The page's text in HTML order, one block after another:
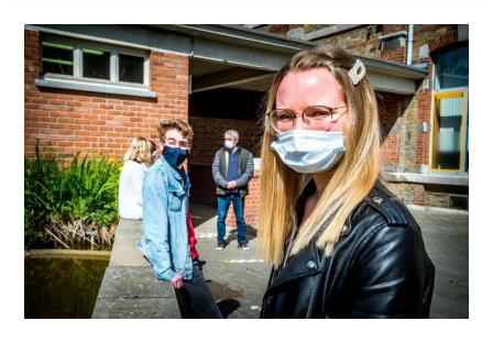
Spa
:
des
jeunes
«respectueux»
arrivés
masqués
à
l’Athénée
(source:
lavenir.net)